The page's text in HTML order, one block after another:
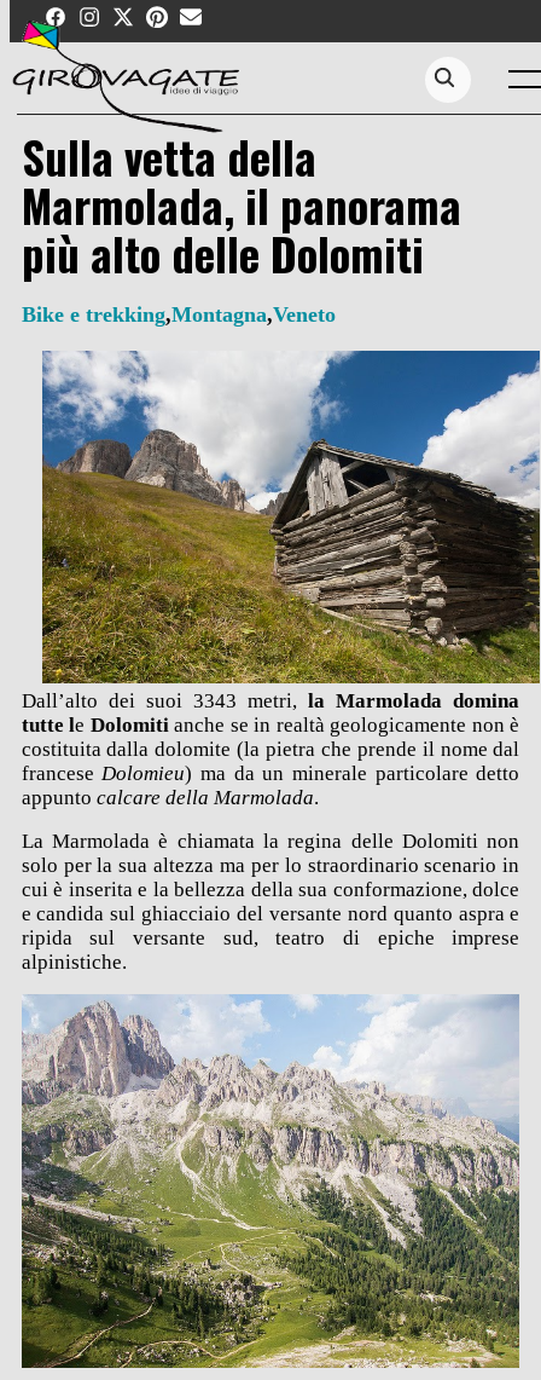
content
Search...
Sulla vetta della
Marmolada, il panorama
più alto delle Dolomiti
Bike e trekking,Montagna,Veneto
Dall’alto dei suoi 3343 metri,la Marmolada domina
tutte le Dolomitianche se in realtà geologicamente non è
costituita dalla dolomite (la pietra che prende il nome dal
franceseDolomieu) ma da un minerale particolare detto
appunto calcare della Marmolada.
La Marmolada è chiamata la regina delle Dolomiti non
solo per la sua altezza ma per lo straordinario scenario in
cui è inserita e la bellezza della sua conformazione, dolce
e candida sul ghiacciaio del versante nord quanto aspra e
ripida sul versante sud, teatro di epiche imprese
alpinistiche.